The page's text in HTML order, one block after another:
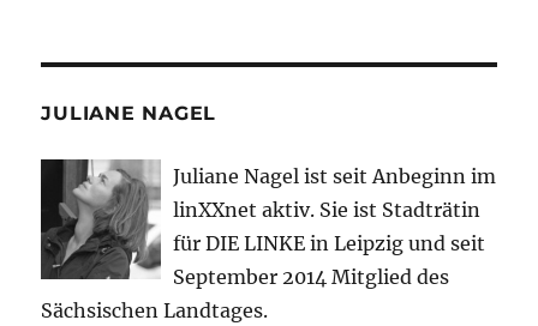
JULIANE NAGEL
Juliane Nagel ist seit Anbeginn im
linXXnet aktiv. Sie ist Stadträtin
für DIE LINKE in Leipzig und seit
September 2014 Mitglied des
Sächsischen Landtages.